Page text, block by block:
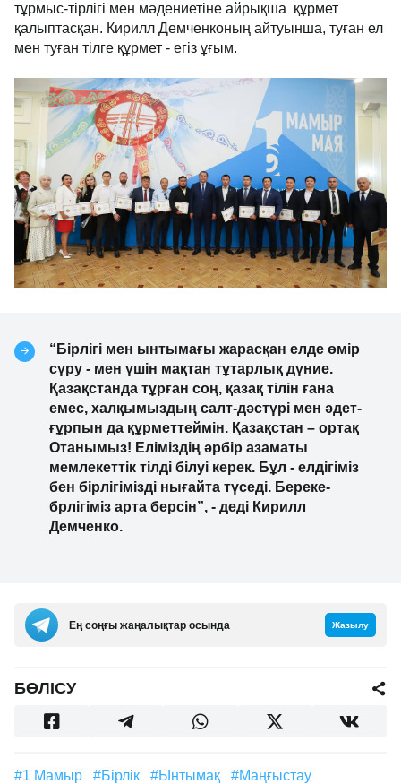
тұрмыс-тірлігі мен мәдениетіне айрықша құрмет
қалыптасқан. Кирилл Демченконың айтуынша, туған ел
мен туған тілге құрмет - егіз ұғым.
“Бірлігі мен ынтымағы жарасқан елде өмір
сүру - мен үшін мақтан тұтарлық дүние.
Қазақстанда тұрған соң, қазақ тілін ғана
емес, халқымыздың салт-дәстүрі мен әдет-
ғұрпын да құрметтеймін. Қазақстан – ортақ
Отанымыз! Еліміздің әрбір азаматы
мемлекеттік тілді білуі керек. Бұл - елдігіміз
бен бірлігімізді нығайта түседі. Береке-
брлігіміз арта берсін”, - деді Кирилл
Демченко.
Ең соңғы жаңалықтар осында Жазылу
БӨЛІСУ
#1 Мамыр #бірлік #ынтымақ #Маңғыстау